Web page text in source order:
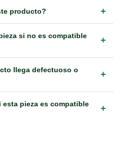
producto? +
si no es compatible
+
llega defectuoso o
+
esta pieza es compatible
+